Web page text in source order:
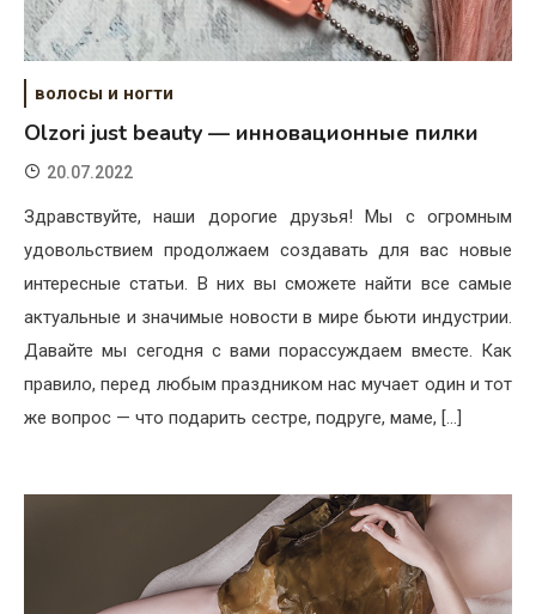
волосы и ногти
Olzori just beauty — инновационные пилки
20.07.2022
Здравствуйте, наши дорогие друзья! Мы с огромным
удовольствием продолжаем создавать для вас новые
интересные статьи. В них вы сможете найти все самые
актуальные и значимые новости в мире бьюти индустрии.
Давайте мы сегодня с вами порассуждаем вместе. Как
правило, перед любым праздником нас мучает один и тот
же вопрос — что подарить сестре, подруге, маме, […]